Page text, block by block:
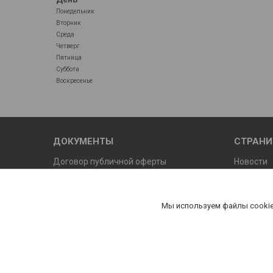
Понедельник
Вторник
Среда
Четверг
Пятница
Суббота
Воскресенье
ДОКУМЕНТЫ
Договор публичной оферты
Новости
Мы используем файлы